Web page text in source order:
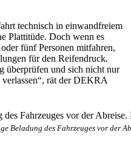
technisch in einwandfreiem
Plattitüde. Doch wenn es
fünf Personen mitfahren,
für den Reifendruck.
überprüfen und sich nicht nur
rät der DEKRA
Beladung des Fahrzeuges vor der